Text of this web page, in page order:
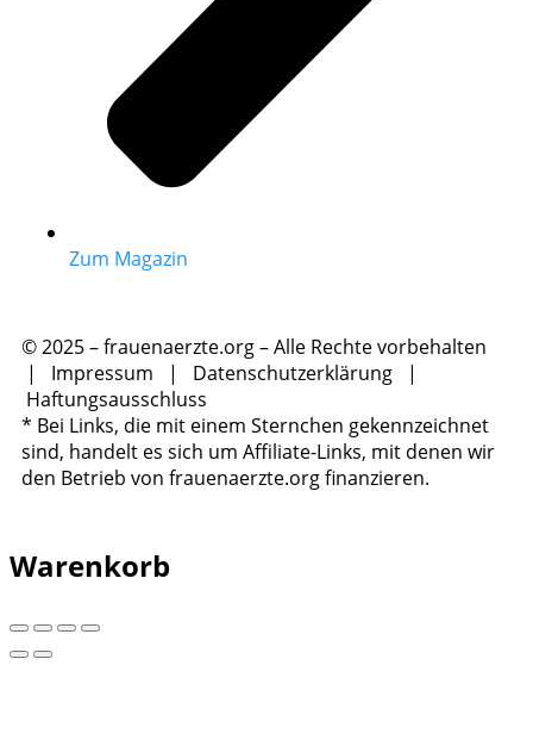
Zum Magazin
© 2025 – frauenaerzte.org – Alle Rechte vorbehalten
| Impressum | Datenschutzerklärung |
Haftungsausschluss
* Bei Links, die mit einem Sternchen gekennzeichnet
sind, handelt es sich um Affiliate-Links, mit denen wir
den Betrieb von frauenaerzte.org finanzieren.
Warenkorb